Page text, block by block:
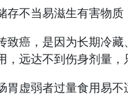
不当易滋生有害物质
癌，是因为长期冷藏
，远达不到伤身剂量，
虚弱者过量食用易不